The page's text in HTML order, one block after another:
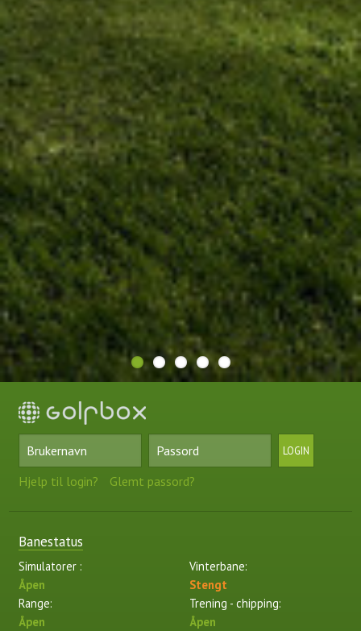
Hjelp til login? Glemt passord?
Banestatus
Simulatorer :
Åpen
Vinterbane:
Stengt
Range:
Åpen
Trening - chipping:
Åpen